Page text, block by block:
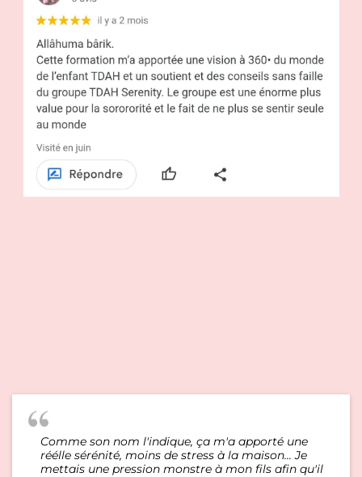
Comme son nom l'indique, ça m'a apporté une
réélle sérénité, moins de stress à la maison... Je
mettais une pression monstre à mon fils afin qu'il